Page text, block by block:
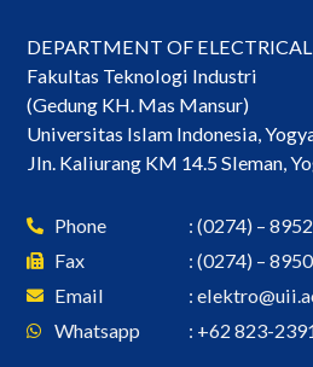
DEPARTMENT OF
Fakultas Teknologi Industri
(Gedung KH. Mas Mansur)
Universitas Islam Indonesia,
Jln. Kaliurang KM 14.5 Sleman,
Phone
Fax
Email
Whatsapp
: (0274) –
: (0274) –
:
: +62 823-